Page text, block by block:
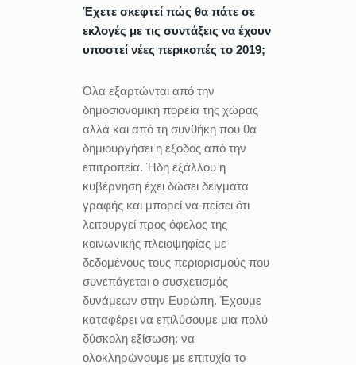
Έχετε σκεφτεί πώς θα πάτε σε
εκλογές με τις συντάξεις να έχουν
υποστεί νέες περικοπές το 2019;
Όλα εξαρτώνται από την
δημοσιονομική πορεία της χώρας
αλλά και από τη συνθήκη που θα
δημιουργήσει η έξοδος από την
επιτροπεία. Ήδη εξάλλου η
κυβέρνηση έχει δώσει δείγματα
γραφής και μπορεί να πείσει ότι
λειτουργεί προς όφελος της
κοινωνικής πλειοψηφίας με
δεδομένους τους περιορισμούς που
συνεπάγεται ο συσχετισμός
δυνάμεων στην Ευρώπη. Έχουμε
καταφέρει να επιλύσουμε μια πολύ
δύσκολη εξίσωση: να
ολοκληρώνουμε με επιτυχία το